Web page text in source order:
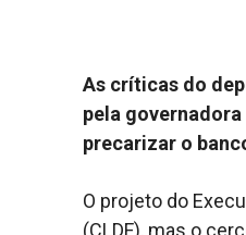
As críticas do
pela governadora
precarizar o
O projeto do
(CLDF), mas o